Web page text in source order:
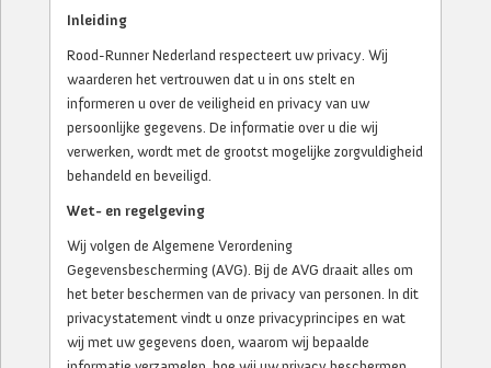
Inleiding
Rood-Runner Nederland respecteert uw privacy. Wij
waarderen het vertrouwen dat u in ons stelt en
informeren u over de veiligheid en privacy van uw
persoonlijke gegevens. De informatie over u die wij
verwerken, wordt met de grootst mogelijke zorgvuldigheid
behandeld en beveiligd.
Wet- en regelgeving
Wij volgen de Algemene Verordening
Gegevensbescherming (AVG). Bij de AVG draait alles om
het beter beschermen van de privacy van personen. In dit
privacystatement vindt u onze privacyprincipes en wat
wij met uw gegevens doen, waarom wij bepaalde